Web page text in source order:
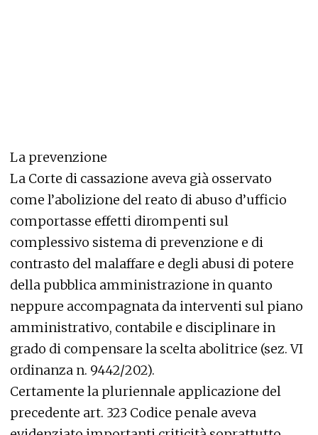
La prevenzione
La Corte di cassazione aveva già osservato
come l’abolizione del reato di abuso d’ufficio
comportasse effetti dirompenti sul
complessivo sistema di prevenzione e di
contrasto del malaffare e degli abusi di potere
della pubblica amministrazione in quanto
neppure accompagnata da interventi sul piano
amministrativo, contabile e disciplinare in
grado di compensare la scelta abolitrice (sez. VI
ordinanza n. 9442/202).
Certamente la pluriennale applicazione del
precedente art. 323 Codice penale aveva